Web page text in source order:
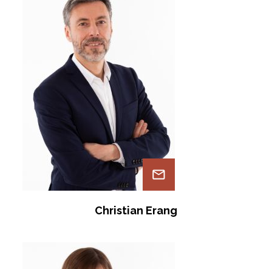
Christian Erang